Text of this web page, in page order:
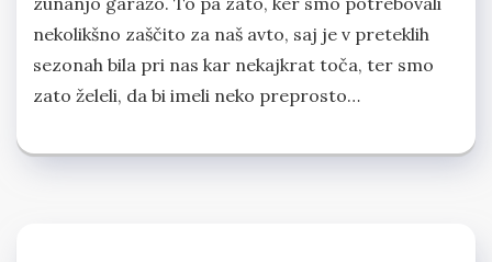
nekolikšno zaščito za naš avto, saj je v preteklih
sezonah bila pri nas kar nekajkrat toča, ter smo
zato želeli, da bi imeli neko preprosto…